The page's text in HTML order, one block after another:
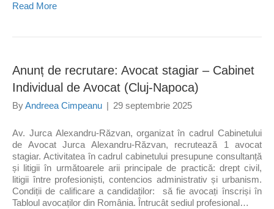
Read More
Anunț de recrutare: Avocat stagiar – Cabinet
Individual de Avocat (Cluj-Napoca)
ByAndreea Cimpeanu | 29 septembrie 2025
Av. Jurca Alexandru-Răzvan, organizat în cadrul Cabinetului
de Avocat Jurca Alexandru-Răzvan, recrutează 1 avocat
stagiar. Activitatea în cadrul cabinetului presupune consultanță
și litigii în următoarele arii principale de practică: drept civil,
litigii între profesioniști, contencios administrativ și urbanism.
Condiții de calificare a candidaților: să fie avocați înscriși în
Tabloul avocaților din România. Întrucât sediul profesional…